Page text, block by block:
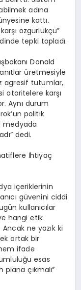
adına
nyesine kattı.
şı özgürlükçü”
tepki topladı.
şbakanıDonald
ıtlarüretmesiyle
agresif tutumlar,
otoritelere karşı
Aynı durum
’un politik
medyada
ı” dedi.
İhtiyaç
içeriklerinin
ıcı güvenini ciddi
ün kullanıcılar
hangi etik
Ancak ne yazık ki
ortak bir
ifade
ğu esas
planaçıkmalı”